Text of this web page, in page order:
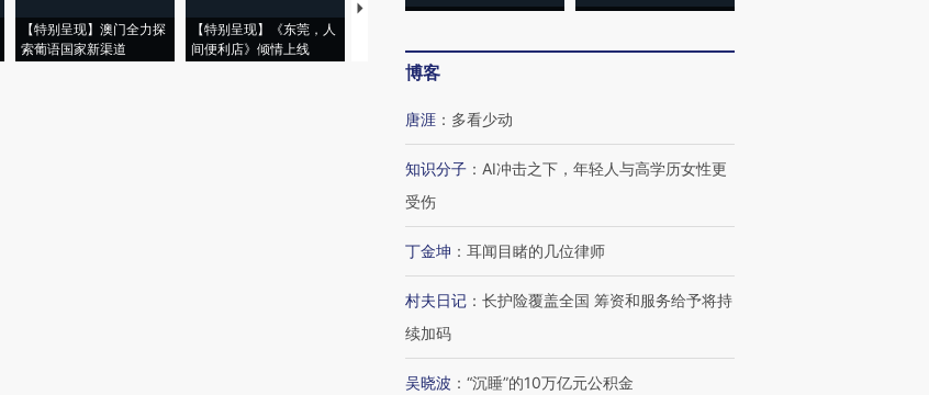
【特别呈现】澳门全力探
索葡语国家新渠道
【特别呈现】《东莞，人
间便利店》倾情上线
【推广】走进第四届链博
有意思的生活方式·第三对
【商旅对话】华住集团
住三大增长引擎是什么？
博客
唐涯 ： 多看少动
知识分子 ： AI冲击之下，年轻人与高学历女性更
受伤
丁金坤 ： 耳闻目睹的几位律师
村夫日记 ： 长护险覆盖全国 筹资和服务给予将持
续加码
吴晓波 ： “沉睡”的10万亿元公积金